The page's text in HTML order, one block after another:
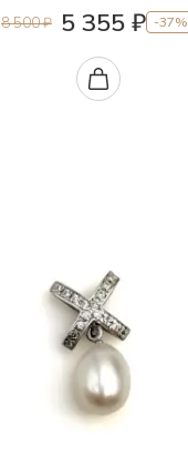
8 500 ₽ 5 355 ₽ -37%